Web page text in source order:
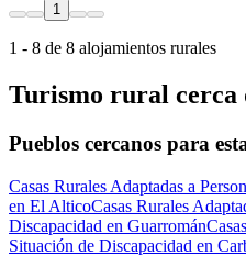
1
1 - 8 de 8 alojamientos rurales
Turismo rural
Pueblos cercanos para
Casas Rurales Adaptadas a
en El AlticoCasas Rurales
Discapacidad en Guarromán
Situación de Discapacidad en